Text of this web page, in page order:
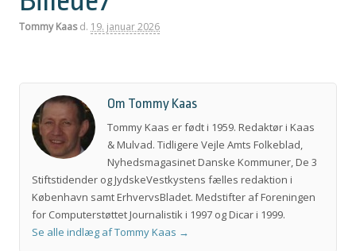
Tommy Kaas d. 19. januar 2026
Om Tommy Kaas
Tommy Kaas er født i 1959. Redaktør i Kaas
& Mulvad. Tidligere Vejle Amts Folkeblad,
Nyhedsmagasinet Danske Kommuner, De 3
Stiftstidender og JydskeVestkystens fælles redaktion i
København samt ErhvervsBladet. Medstifter af Foreningen
for Computerstøttet Journalistik i 1997 og Dicar i 1999.
Se alle indlæg af Tommy Kaas →